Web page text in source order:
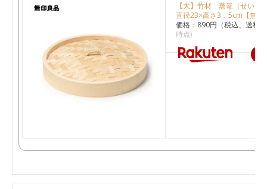
【大】竹材 蒸篭（せい
直径23×高さ3．5cm【無印
価格：890円（税込、送料
時点)